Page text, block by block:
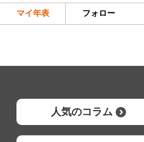
マイ年表 フォロー
人気のコラム